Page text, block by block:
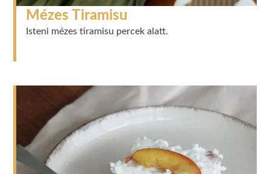
Mézes Tiramisu
Isteni mézes tiramisu percek alatt.